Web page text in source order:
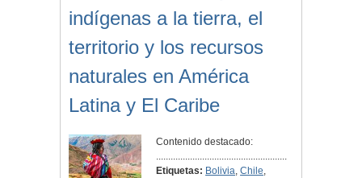
indígenas a la tierra, el
territorio y los recursos
naturales en América
Latina y El Caribe
Contenido destacado:
......................................................
Etiquetas: Bolivia,Chile,